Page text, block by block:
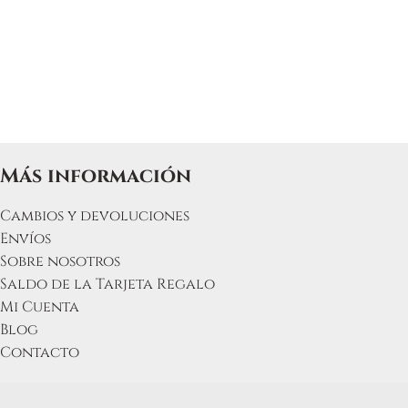
Más información
Cambios y devoluciones
Envíos
Sobre nosotros
Saldo de la Tarjeta Regalo
Mi Cuenta
Blog
Contacto